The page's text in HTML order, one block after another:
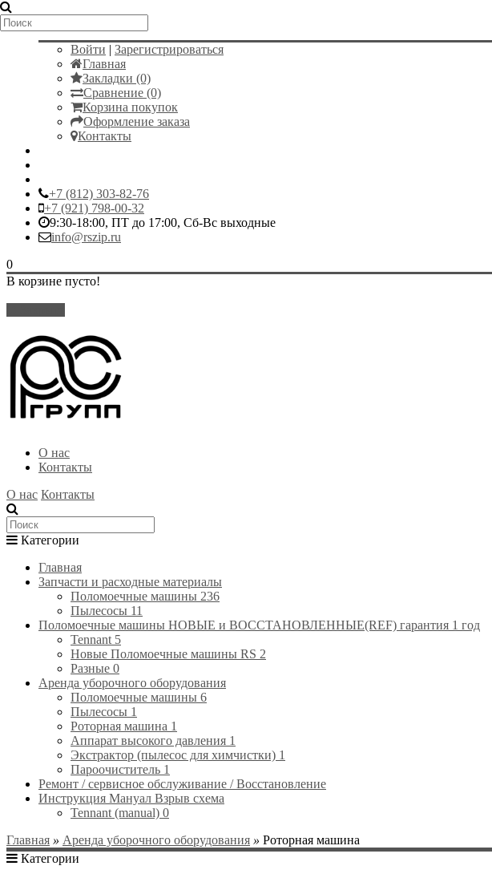
Мой аккаунт
Войти | Зарегистрироваться
Главная
Закладки (0)
Сравнение (0)
Корзина покупок
Оформление заказа
Контакты
+7 (812) 303-82-76
+7 (921) 798-00-32
9:30-18:00, ПТ до 17:00, Сб-Вс выходные
info@rszip.ru
0
В корзине пусто!
О нас
Контакты
О нас Контакты
Категории
Главная
Запчасти и расходные материалы
Поломоечные машины 236
Пылесосы 11
Поломоечные машины НОВЫЕ и ВОССТАНОВЛЕННЫЕ(REF) гарантия 1 год
Tennant 5
Новые Поломоечные машины RS 2
Разные 0
Аренда уборочного оборудования
Поломоечные машины 6
Пылесосы 1
Роторная машина 1
Аппарат высокого давления 1
Экстрактор (пылесос для химчистки) 1
Пароочиститель 1
Ремонт / сервисное обслуживание / Восстановление
Инструкция Мануал Взрыв схема
Tennant (manual) 0
Главная » Аренда уборочного оборудования » Роторная машина
Категории